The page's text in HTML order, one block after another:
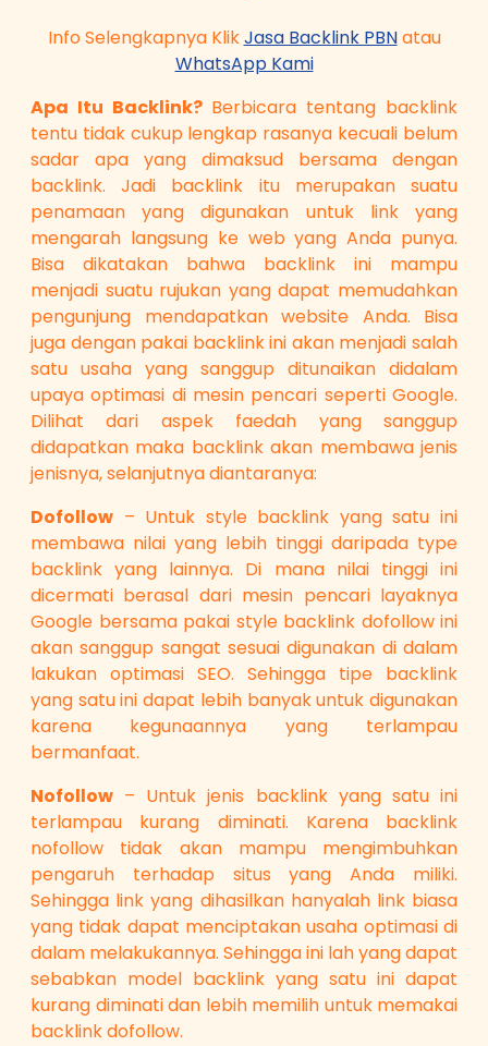
Info Selengkapnya KlikJasa Backlink PBNatau
WhatsApp Kami
Apa Itu Backlink? Berbicara tentang backlink
tentu tidak cukup lengkap rasanya kecuali belum
sadar apa yang dimaksud bersama dengan
backlink. Jadi backlink itu merupakan suatu
penamaan yang digunakan untuk link yang
mengarah langsung ke web yang Anda punya.
Bisa dikatakan bahwa backlink ini mampu
menjadi suatu rujukan yang dapat memudahkan
pengunjung mendapatkan website Anda. Bisa
juga dengan pakai backlink ini akan menjadi salah
satu usaha yang sanggup ditunaikan didalam
upaya optimasi di mesin pencari seperti Google.
Dilihat dari aspek faedah yang sanggup
didapatkan maka backlink akan membawa jenis
jenisnya, selanjutnya diantaranya:
Dofollow – Untuk style backlink yang satu ini
membawa nilai yang lebih tinggi daripada type
backlink yang lainnya. Di mana nilai tinggi ini
dicermati berasal dari mesin pencari layaknya
Google bersama pakai style backlink dofollow ini
akan sanggup sangat sesuai digunakan di dalam
lakukan optimasi SEO. Sehingga tipe backlink
yang satu ini dapat lebih banyak untuk digunakan
karena kegunaannya yang terlampau
bermanfaat.
Nofollow – Untuk jenis backlink yang satu ini
terlampau kurang diminati. Karena backlink
nofollow tidak akan mampu mengimbuhkan
pengaruh terhadap situs yang Anda miliki.
Sehingga link yang dihasilkan hanyalah link biasa
yang tidak dapat menciptakan usaha optimasi di
dalam melakukannya. Sehingga ini lah yang dapat
sebabkan model backlink yang satu ini dapat
kurang diminati dan lebih memilih untuk memakai
backlink dofollow.